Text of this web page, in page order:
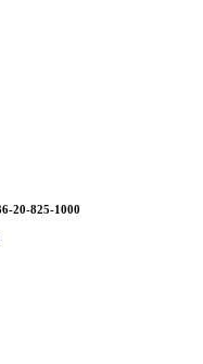
20-825-1000